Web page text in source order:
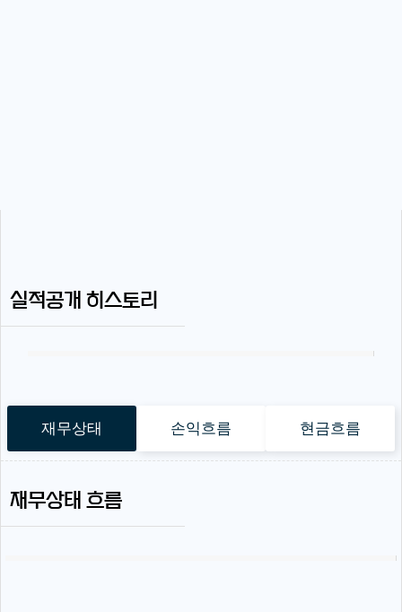
실적공개 히스토리
재무상태 손익흐름 현금흐름
재무상태 흐름